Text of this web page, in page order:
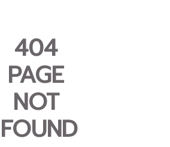
404
PAGE
NOT
FOUND